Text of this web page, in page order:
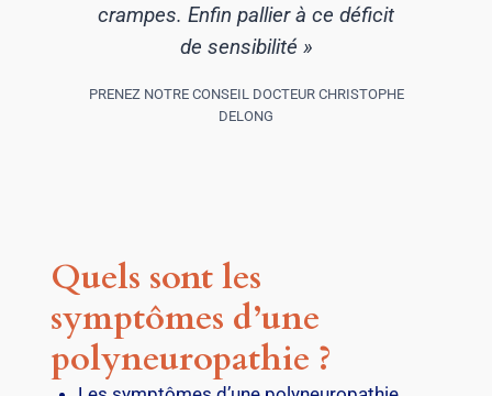
crampes. Enfin pallier à ce déficit
de sensibilité »
PRENEZ NOTRE CONSEIL DOCTEUR CHRISTOPHE
DELONG
Quels sont les
symptômes d’une
polyneuropathie ?